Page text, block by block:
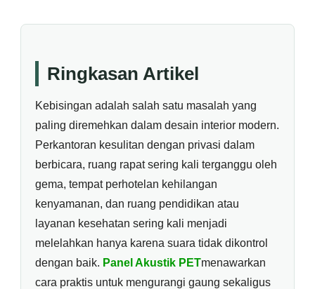
Ringkasan Artikel
Kebisingan adalah salah satu masalah yang
paling diremehkan dalam desain interior modern.
Perkantoran kesulitan dengan privasi dalam
berbicara, ruang rapat sering kali terganggu oleh
gema, tempat perhotelan kehilangan
kenyamanan, dan ruang pendidikan atau
layanan kesehatan sering kali menjadi
melelahkan hanya karena suara tidak dikontrol
dengan baik. Panel Akustik PETmenawarkan
cara praktis untuk mengurangi gaung sekaligus